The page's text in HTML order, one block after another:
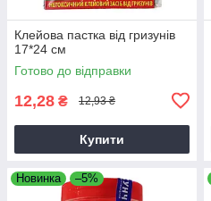
Клейова пастка від гризунів
17*24 см
Готово до відправки
12,28 ₴ 12,93 ₴
Купити
Новинка –5%